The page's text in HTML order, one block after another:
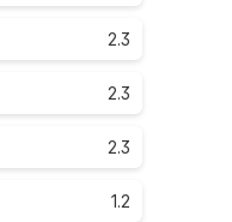
2.3
2.3
2.3
1.2